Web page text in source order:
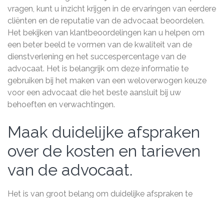
vragen, kunt u inzicht krijgen in de ervaringen van eerdere
cliënten en de reputatie van de advocaat beoordelen.
Het bekijken van klantbeoordelingen kan u helpen om
een beter beeld te vormen van de kwaliteit van de
dienstverlening en het succespercentage van de
advocaat. Het is belangrijk om deze informatie te
gebruiken bij het maken van een weloverwogen keuze
voor een advocaat die het beste aansluit bij uw
behoeften en verwachtingen.
Maak duidelijke afspraken
over de kosten en tarieven
van de advocaat.
Het is van groot belang om duidelijke afspraken te